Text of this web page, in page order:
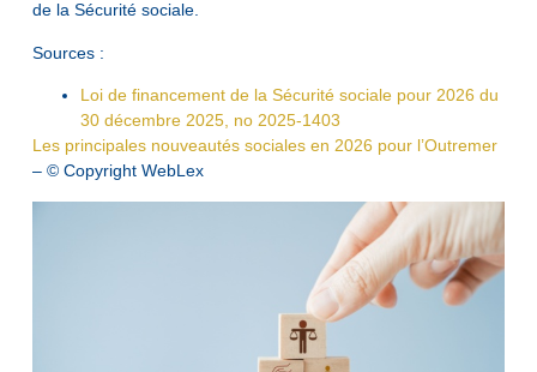
de la Sécurité sociale.
Sources :
Loi de financement de la Sécurité sociale pour 2026 du
30 décembre 2025, no 2025-1403
Les principales nouveautés sociales en 2026 pour l’Outremer
– © Copyright WebLex